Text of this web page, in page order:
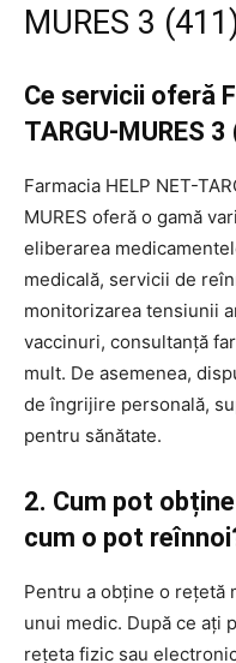
MURES 3
Ce servicii oferă
TARGU-MURES
Farmacia HELP NET-
MURES oferă o gamă
eliberarea
medicală, servicii de
monitorizarea tensiunii
vaccinuri, consultanță
mult. De asemenea,
de îngrijire personală,
pentru sănătate.
2. Cum pot
cum o pot
Pentru a obține o rețetă
unui medic. După ce ați
rețeta fizic sau